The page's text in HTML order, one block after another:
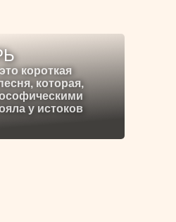
короткая
которая,
у истоков